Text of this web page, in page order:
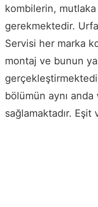
kombilerin, mutlaka
gerekmektedir.
Servisi her marka
montaj ve bunun
bölümün aynı anda
sağlamaktadır.